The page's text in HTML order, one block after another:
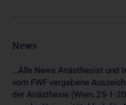
News
...Alle News Anästhesist und
vom FWF vergebene
der Anästhesie (Wien, 25-1-